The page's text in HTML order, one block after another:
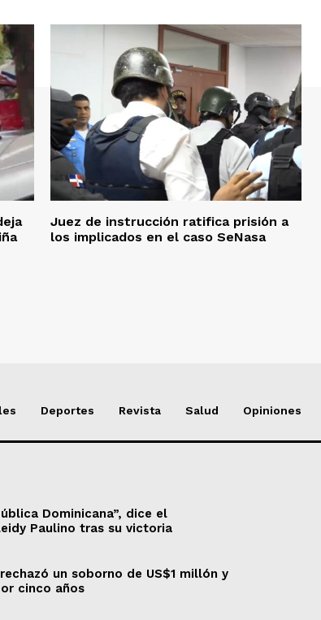
Juez de instrucción ratifica prisión a
los implicados en el caso SeNasa
Deportes Revista Salud Opiniones
Dominicana”, dice el
Paulino tras su victoria
un soborno de US$1 millón y
cinco años